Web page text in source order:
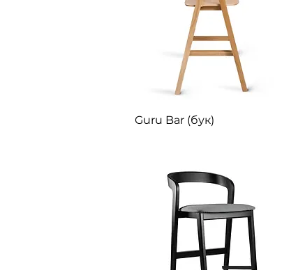
Швидкий перегляд
Guru Bar (бук)